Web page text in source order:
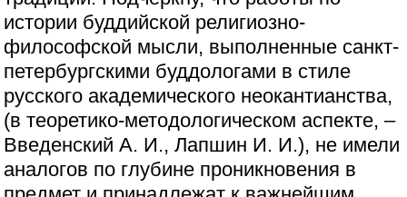
истории буддийской религиозно-
философской мысли, выполненные санкт-
петербургскими буддологами в стиле
русского академического неокантианства,
(в теоретико-методологическом аспекте, –
Введенский А. И., Лапшин И. И.), не имели
аналогов по глубине проникновения в